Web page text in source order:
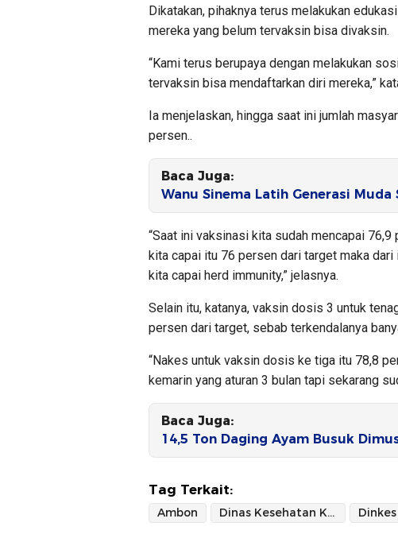
Dikatakan, pihaknya terus melakukan
mereka yang belum tervaksin bisa divaksin.
“Kami terus berupaya dengan melakukan
tervaksin bisa mendaftarkan diri mereka,”
Ia menjelaskan, hingga saat ini jumlah
persen..
Baca Juga:
Wanu Sinema Latih Generasi Muda
“Saat ini vaksinasi kita sudah mencapai
kita capai itu 76 persen dari target maka
kita capai herd immunity,” jelasnya.
Selain itu, katanya, vaksin dosis 3 untuk
persen dari target, sebab terkendalanya
“Nakes untuk vaksin dosis ke tiga itu 78,8
kemarin yang aturan 3 bulan tapi sekarang
Baca Juga:
14,5 Ton Daging Ayam Busuk
Tag Terkait:
Ambon Dinas Kesehatan Kota Ambon